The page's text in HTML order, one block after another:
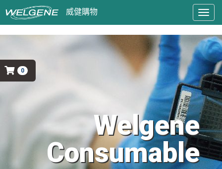
0
Welgene
Consumable